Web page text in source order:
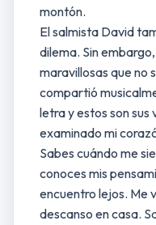
montón.
El salmista David
dilema. Sin
maravillosas que no
compartió
letra y estos son sus
examinado mi
Sabes cuándo me
conoces mis
encuentro lejos. Me
descanso en casa.